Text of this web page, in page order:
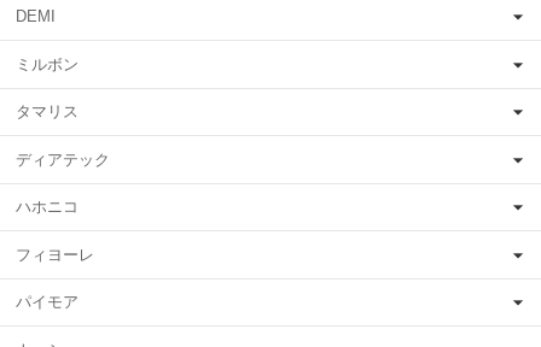
DEMI
ミルボン
タマリス
ディアテック
ハホニコ
フィヨーレ
パイモア